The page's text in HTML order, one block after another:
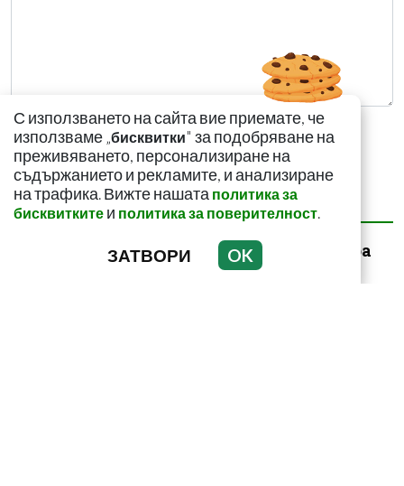
НАЙ-ЧЕТЕНИ
За какво сигнализира
болката ниско в
С използването на сайта вие приемате, че
използваме „бисквитки" за подобряване на
преживяването, персонализиране на
съдържанието и рекламите, и анализиране
на трафика. Вижте нашата политика за
бисквитките и политика за поверителност.
ЗАТВОРИ OK